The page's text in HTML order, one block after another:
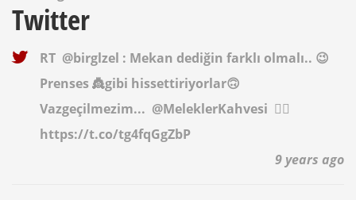
Twitter
RT @birglzel : Mekan dediğin farklı olmalı.. 😉
Prenses 👸gibi hissettiriyorlar🙃
Vazgeçilmezim... @MeleklerKahvesi ✌🏻
https://t.co/tg4fqGgZbP
9 years ago